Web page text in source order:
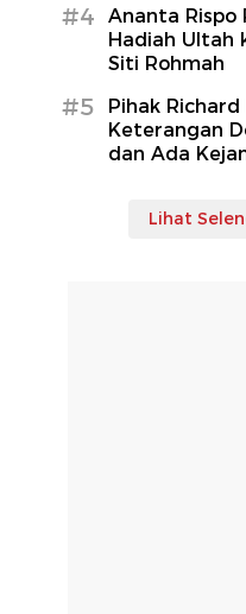
#4
Ananta Rispo
Hadiah Ultah
Siti Rohmah
#5
Pihak Richard
Keterangan
dan Ada
Lihat